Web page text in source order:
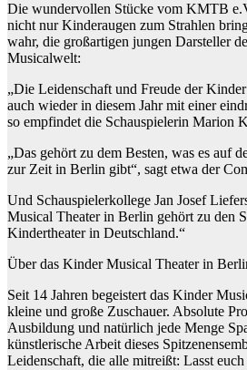
Die wundervollen Stücke vom KMTB
nicht nur Kinderaugen zum Strahlen
wahr, die großartigen jungen Darsteller
Musicalwelt:
„Die Leidenschaft und Freude der
auch wieder in diesem Jahr mit einer
so empfindet die Schauspielerin Marion
„Das gehört zu dem Besten, was es auf
zur Zeit in Berlin gibt“, sagt etwa der
Und Schauspielerkollege Jan Josef
Musical Theater in Berlin gehört zu den
Kindertheater in Deutschland.“
Über das Kinder Musical Theater in
Seit 14 Jahren begeistert das Kinder
kleine und große Zuschauer. Absolute
Ausbildung und natürlich jede Menge
künstlerische Arbeit dieses
Leidenschaft, die alle mitreißt: Lasst euch